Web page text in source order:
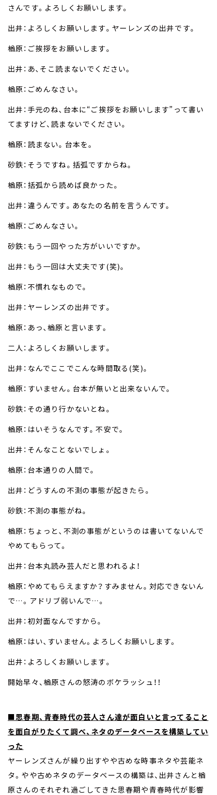
さんです。よろしくお願いします。
出井：よろしくお願いします。ヤーレンズの出井です。
楢原：ご挨拶をお願いします。
出井：あ、そこ読まないでください。
楢原：ごめんなさい。
出井：手元のね、台本に“ご挨拶をお願いします”って書い
てますけど、読まないでください。
楢原：読まない。台本を。
砂鉄：そうですね。括弧ですからね。
楢原：括弧から読めば良かった。
出井：違うんです。あなたの名前を言うんです。
楢原：ごめんなさい。
砂鉄：もう一回やった方がいいですか。
出井：もう一回は大丈夫です(笑)。
楢原：不慣れなもので。
出井：ヤーレンズの出井です。
楢原：あっ、楢原と言います。
二人：よろしくお願いします。
出井：なんでここでこんな時間取る(笑)。
楢原：すいません。台本が無いと出来ないんで。
砂鉄：その通り行かないとね。
楢原：はいそうなんです。不安で。
出井：そんなことないでしょ。
楢原：台本通りの人間で。
出井：どうすんの不測の事態が起きたら。
砂鉄：不測の事態がね。
楢原：ちょっと、不測の事態がというのは書いてないんで
やめてもらって。
出井：台本丸読み芸人だと思われるよ！
楢原：やめてもらえますか？すみません。対応できないん
で…。アドリブ弱いんで…。
出井：初対面なんですから。
楢原：はい、すいません。よろしくお願いします。
出井：よろしくお願いします。
開始早々、楢原さんの怒涛のボケラッシュ！！
■思春期、青春時代の芸人さん達が面白いと言ってること
を面白がりたくて調べ、ネタのデータベースを構築してい
った
ヤーレンズさんが繰り出すやや古めな時事ネタや芸能ネ
タ。やや古めネタのデータベースの構築は、出井さんと楢
原さんのそれぞれ過ごしてきた思春期や青春時代が影響